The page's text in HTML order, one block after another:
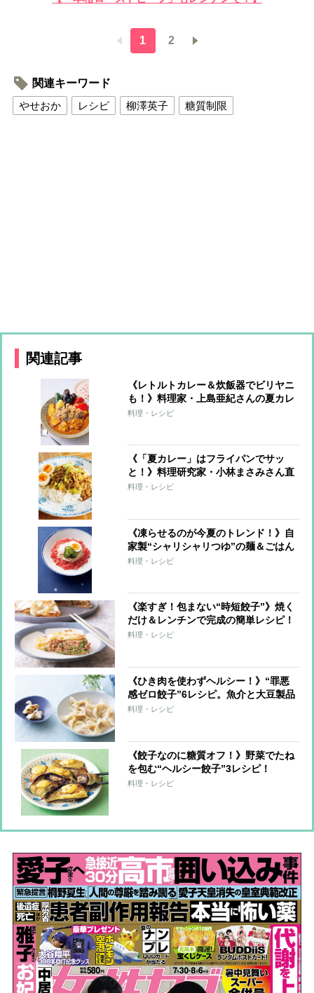
1 2
関連キーワード
やせおか
レシピ 柳澤英子 糖質制限
関連記事
《レトルトカレー＆炊飯器でビリヤニ
も！》料理家・上島亜紀さんの夏カレ
ーレシピ
料理・レシピ
《「夏カレー」はフライパンでサッ
と！》料理研究家・小林まさみさん直
伝レシピ
料理・レシピ
《凍らせるのが今夏のトレンド！》自
家製“シャリシャリつゆ”の麺＆ごはん
7レシピ
料理・レシピ
《楽すぎ！包まない“時短餃子”》焼く
だけ＆レンチンで完成の簡単レシピ！
料理・レシピ
《ひき肉を使わずヘルシー！》“罪悪
感ゼロ餃子”6レシピ。魚介と大豆製品
で大満足！
料理・レシピ
《餃子なのに糖質オフ！》野菜でたね
を包む“ヘルシー餃子”3レシピ！
料理・レシピ